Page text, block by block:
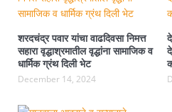
शरदचंद्र पवार यांचा वाढदिवसा निमत्त
सहारा वृद्धाश्रमातील वृद्धांना सामाजिक व
धार्मिक ग्रंथ दिली भेट
December 14, 2024